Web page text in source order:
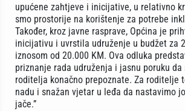
upućene zahtjeve i inicijative, u relativno
smo prostorije na korištenje za potrebe
Također, kroz javne rasprave, Općina je
inicijativu i uvrstila udruženje u budžet za
iznosom od 20.000 KM. Ova odluka
priznanje rada udruženja i jasnu poruku
roditelja konačno prepoznate. Za roditelje
nadu i snažan vjetar u leđa da nastavimo
jače.”